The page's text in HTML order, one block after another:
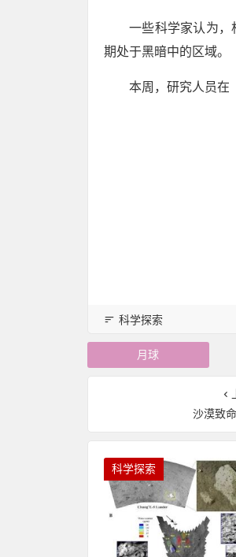
一些科学家认为，
期处于黑暗中的区域。
本周，研究人员在
科学探索
月球
沙漠致
科学探索